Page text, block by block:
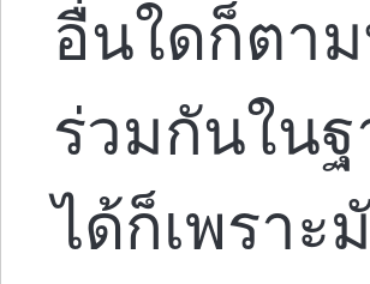
อื่นใดก็ตา
ร่วมกันใน
ได้ก็เพรา